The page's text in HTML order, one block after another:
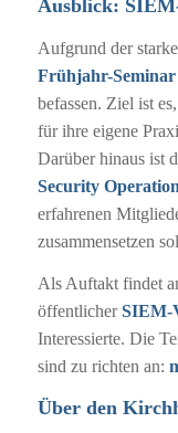
Ausblick:
Aufgrund der
Frühjahr-Seminar
befassen. Ziel ist
für ihre eigene
Darüber hinaus ist
Security
erfahrenen
zusammensetzen
Als Auftakt findet
öffentlicherSIEM-
Interessierte. Die
sind zu richten an:
Über den